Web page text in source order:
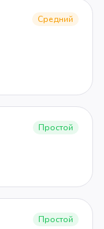
Средний
Простой
Простой